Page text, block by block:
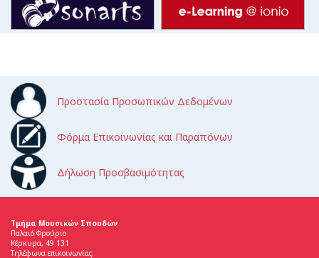
Προστασία Προσωπικών Δεδομένων
Φόρμα Επικοινωνίας και Παραπόνων
Δήλωση Προσβασιμότητας
Τμήμα Μουσικών Σπουδών
Παλαιό Φρούριο
Κέρκυρα, 49 131
Τηλέφωνα επικοινωνίας: